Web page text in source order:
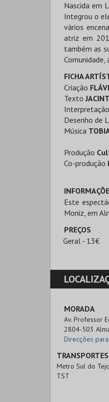
Nascida em
Integrou o
vários
atriz em
também as
FICHA
Criação
Texto
Interpretação
Desenho de
Música
Produção
Co-produção
Este
Moniz, em
PREÇOS
Geral - 13€
MORADA
Av. Professor
2804-503
Direcções
Metro Sul do Tejo
TST